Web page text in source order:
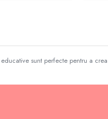
sunt perfecte pentru a